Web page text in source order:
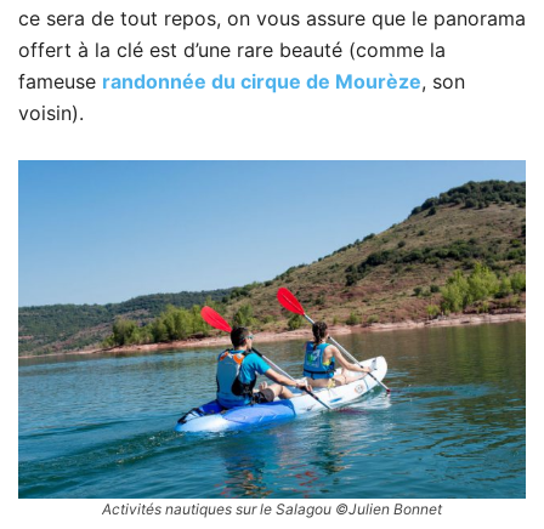
ce sera de tout repos, on vous assure que le panorama
offert à la clé est d’une rare beauté (comme la
fameuse randonnée du cirque de Mourèze, son
voisin).
Activités nautiques sur le Salagou ©Julien Bonnet